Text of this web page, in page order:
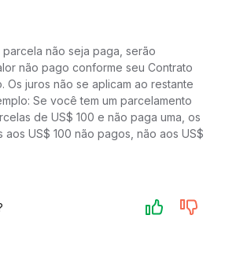
parcela não seja paga, serão
não pago conforme seu Contrato
Os juros não se aplicam ao restante
Se você tem um parcelamento
de US$ 100 e não paga uma, os
US$ 100 não pagos, não aos US$